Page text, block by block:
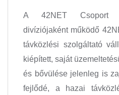
A 42NET Csoport
divíziójaként működő
távközlési szolgáltató
kiépített, saját
és bővülése jelenleg is
fejlődé, a hazai